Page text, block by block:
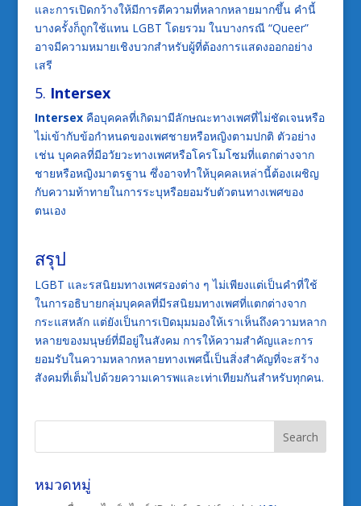
และการเปิดกว้างให้มีการตีความที่หลากหลายมากขึ้น คำนี้
บางครั้งก็ถูกใช้แทน LGBT โดยรวม ในบางกรณี “Queer”
อาจมีความหมายเชิงบวกสำหรับผู้ที่ต้องการแสดงออกอย่าง
เสรี
5. Intersex
Intersexคือบุคคลที่เกิดมามีลักษณะทางเพศที่ไม่ชัดเจนหรือ
ไม่เข้ากับข้อกำหนดของเพศชายหรือหญิงตามปกติ ตัวอย่าง
เช่น บุคคลที่มีอวัยวะทางเพศหรือโครโมโซมที่แตกต่างจาก
ชายหรือหญิงมาตรฐาน ซึ่งอาจทำให้บุคคลเหล่านี้ต้องเผชิญ
กับความท้าทายในการระบุหรือยอมรับตัวตนทางเพศของ
ตนเอง
สรุป
LGBT และรสนิยมทางเพศรองต่าง ๆ ไม่เพียงแต่เป็นคำที่ใช้
ในการอธิบายกลุ่มบุคคลที่มีรสนิยมทางเพศที่แตกต่างจาก
กระแสหลัก แต่ยังเป็นการเปิดมุมมองให้เราเห็นถึงความหลาก
หลายของมนุษย์ที่มีอยู่ในสังคม การให้ความสำคัญและการ
ยอมรับในความหลากหลายทางเพศนี้เป็นสิ่งสำคัญที่จะสร้าง
สังคมที่เต็มไปด้วยความเคารพและเท่าเทียมกันสำหรับทุกคน.
หมวดหมู่